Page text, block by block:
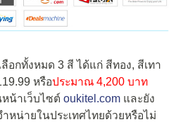
อกทั้งหมด 3 สี ได้แก่ สีทอง, สีเทา
หรือประมาณ 4,200 บาท
น้าเว็บไซต์ oukitel.com และยัง
หน่ายในประเทศไทยด้วยหรือไม่